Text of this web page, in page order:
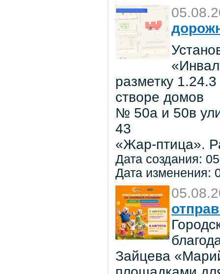
разметку
створе домов
№ 50а и 50в
43
«Жар-птица».
Дата создания:
Дата изменения:
Зайцева